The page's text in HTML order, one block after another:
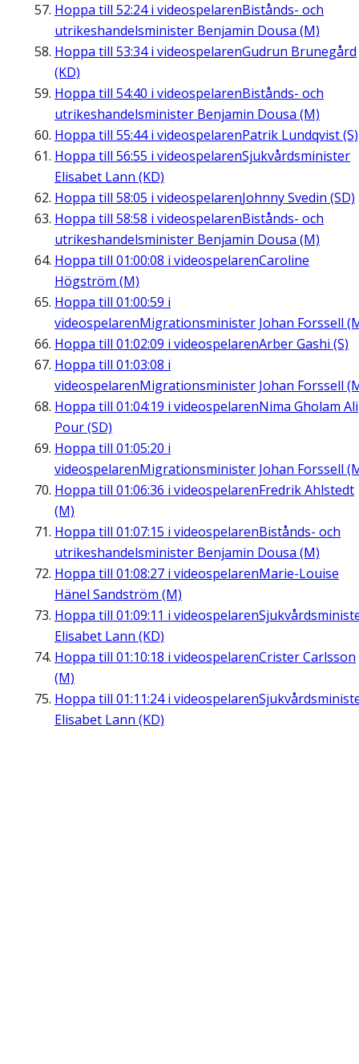
Hoppa till 52:24i videospelarenBistånds- och
utrikeshandelsminister Benjamin Dousa (M)
Hoppa till 53:34i videospelarenGudrun Brunegård
(KD)
Hoppa till 54:40 i videospelarenBistånds- och
utrikeshandelsminister Benjamin Dousa (M)
Hoppa till 55:44i videospelarenPatrik Lundqvist (S)
Hoppa till 56:55 i videospelarenSjukvårdsminister
Elisabet Lann (KD)
Hoppa till 58:05 i videospelarenJohnny Svedin (SD)
Hoppa till 58:58 i videospelarenBistånds- och
utrikeshandelsminister Benjamin Dousa (M)
Hoppa till 01:00:08 i videospelarenCaroline
Högström (M)
Hoppa till 01:00:59 i
videospelarenMigrationsminister Johan Forssell
Hoppa till 01:02:09 i videospelarenArber Gashi (S)
Hoppa till 01:03:08 i
videospelarenMigrationsminister Johan Forssell
Hoppa till 01:04:19 i videospelarenNima Gholam Ali
Pour (SD)
Hoppa till 01:05:20 i
videospelarenMigrationsminister Johan Forssell
Hoppa till 01:06:36 i videospelarenFredrik Ahlstedt
(M)
Hoppa till 01:07:15 i videospelarenBistånds- och
utrikeshandelsminister Benjamin Dousa (M)
Hoppa till 01:08:27 i videospelarenMarie-Louise
Hänel Sandström (M)
Hoppa till 01:09:11 i videospelaren
Elisabet Lann (KD)
Hoppa till 01:10:18 i videospelarenCrister Carlsson
(M)
Hoppa till 01:11:24i videospelaren
Elisabet Lann (KD)